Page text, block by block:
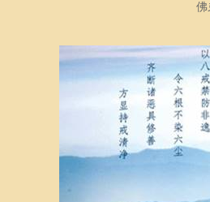
佛